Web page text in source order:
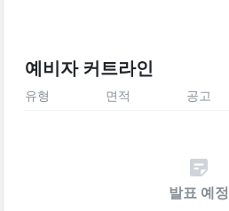
예비자 커트라인
유형 면적 공고
발표 예정